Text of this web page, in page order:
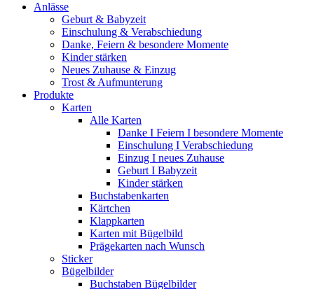
Anlässe
Geburt & Babyzeit
Einschulung & Verabschiedung
Danke, Feiern & besondere Momente
Kinder stärken
Neues Zuhause & Einzug
Trost & Aufmunterung
Produkte
Karten
Alle Karten
Danke I Feiern I besondere Momente
Einschulung I Verabschiedung
Einzug I neues Zuhause
Geburt I Babyzeit
Kinder stärken
Buchstabenkarten
Kärtchen
Klappkarten
Karten mit Bügelbild
Prägekarten nach Wunsch
Sticker
Bügelbilder
Buchstaben Bügelbilder